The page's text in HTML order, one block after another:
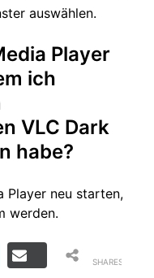
auswählen.
Player
ich
VLC Dark
habe?
Player neu starten,
werden.
SHARES